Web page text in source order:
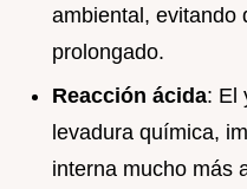
ambiental, evitando
prolongado.
Reacción ácida: El
levadura química,
interna mucho más